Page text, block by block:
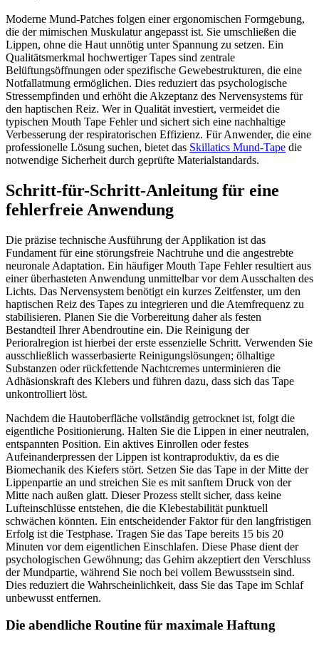
Moderne Mund-Patches folgen einer ergonomischen Formgebung,
die der mimischen Muskulatur angepasst ist. Sie umschließen die
Lippen, ohne die Haut unnötig unter Spannung zu setzen. Ein
Qualitätsmerkmal hochwertiger Tapes sind zentrale
Belüftungsöffnungen oder spezifische Gewebestrukturen, die eine
Notfallatmung ermöglichen. Dies reduziert das psychologische
Stressempfinden und erhöht die Akzeptanz des Nervensystems für
den haptischen Reiz. Wer in Qualität investiert, vermeidet die
typischen Mouth Tape Fehler und sichert sich eine nachhaltige
Verbesserung der respiratorischen Effizienz. Für Anwender, die eine
professionelle Lösung suchen, bietet das Skillatics Mund-Tape die
notwendige Sicherheit durch geprüfte Materialstandards.
Schritt-für-Schritt-Anleitung für eine
fehlerfreie Anwendung
Die präzise technische Ausführung der Applikation ist das
Fundament für eine störungsfreie Nachtruhe und die angestrebte
neuronale Adaptation. Ein häufiger Mouth Tape Fehler resultiert aus
einer überhasteten Anwendung unmittelbar vor dem Ausschalten des
Lichts. Das Nervensystem benötigt ein kurzes Zeitfenster, um den
haptischen Reiz des Tapes zu integrieren und die Atemfrequenz zu
stabilisieren. Planen Sie die Vorbereitung daher als festen
Bestandteil Ihrer Abendroutine ein. Die Reinigung der
Perioralregion ist hierbei der erste essenzielle Schritt. Verwenden Sie
ausschließlich wasserbasierte Reinigungslösungen; ölhaltige
Substanzen oder rückfettende Nachtcremes unterminieren die
Adhäsionskraft des Klebers und führen dazu, dass sich das Tape
unkontrolliert löst.
Nachdem die Hautoberfläche vollständig getrocknet ist, folgt die
eigentliche Positionierung. Halten Sie die Lippen in einer neutralen,
entspannten Position. Ein aktives Einrollen oder festes
Aufeinanderpressen der Lippen ist kontraproduktiv, da es die
Biomechanik des Kiefers stört. Setzen Sie das Tape in der Mitte der
Lippenpartie an und streichen Sie es mit sanftem Druck von der
Mitte nach außen glatt. Dieser Prozess stellt sicher, dass keine
Lufteinschlüsse entstehen, die die Klebestabilität punktuell
schwächen könnten. Ein entscheidender Faktor für den langfristigen
Erfolg ist die Testphase. Tragen Sie das Tape bereits 15 bis 20
Minuten vor dem eigentlichen Einschlafen. Diese Phase dient der
psychologischen Gewöhnung; das Gehirn akzeptiert den Verschluss
der Mundpartie, während Sie noch bei vollem Bewusstsein sind.
Dies reduziert die Wahrscheinlichkeit, dass Sie das Tape im Schlaf
unbewusst entfernen.
Die abendliche Routine für maximale Haftung